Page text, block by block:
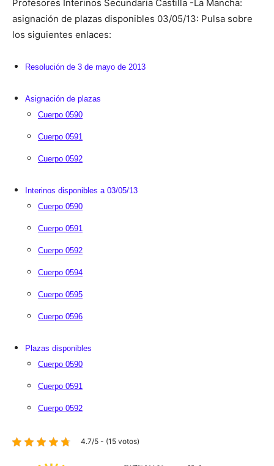
Profesores Interinos Secundaria Castilla -La Mancha:
asignación de plazas disponibles 03/05/13: Pulsa sobre
los siguientes enlaces:
Resolución de 3 de mayo de 2013
Asignación de plazas
Cuerpo 0590
Cuerpo 0591
Cuerpo 0592
Interinos disponibles a 03/05/13
Cuerpo 0590
Cuerpo 0591
Cuerpo 0592
Cuerpo 0594
Cuerpo 0595
Cuerpo 0596
Plazas disponibles
Cuerpo 0590
Cuerpo 0591
Cuerpo 0592
4.7/5 - (15 votos)